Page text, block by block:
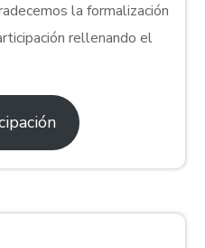
la formalización
rellenando el